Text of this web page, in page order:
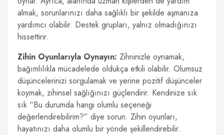
almak, sorunlarınızı daha sağlıklı bir şekilde aşmanıza
yardımcı olabilir. Destek grupları, yalnız olmadığınızı
hissettirir.
Zihin Oyunlarıyla Oynayın: Zihninizle oynamak,
bağımlılıkla mücadelede oldukça etkili olabilir. Olumsuz
düşüncelerinizi sorgulamak ve yerine pozitif düşünceler
koymak, zihinsel sağlığınızı güçlendirir. Kendinize sık
sık “Bu durumda hangi olumlu seçeneği
değerlendirebilirim?” diye sorun. Zihin oyunları,
hayatınızı daha olumlu bir yönde şekillendirebilir.